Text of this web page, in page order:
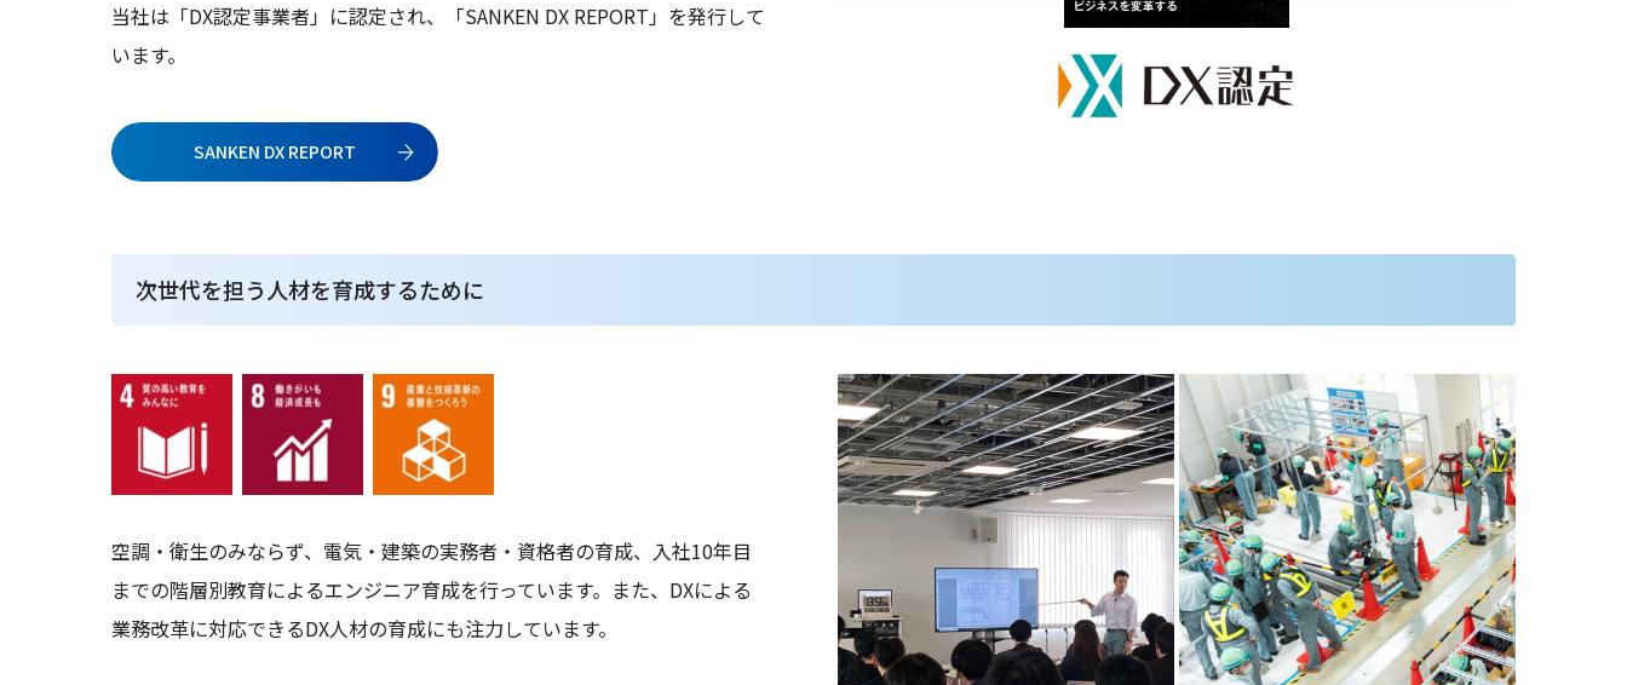
当社は「DX認定事業者」に認定され、「SANKEN DX REPORT」を発行して
います。
SANKEN DX REPORT
次世代を担う人材を育成するために
空調・衛生のみならず、電気・建築の実務者・資格者の育成、入社10年目
までの階層別教育によるエンジニア育成を行っています。また、DXによる
業務改革に対応できるDX人材の育成にも注力しています。